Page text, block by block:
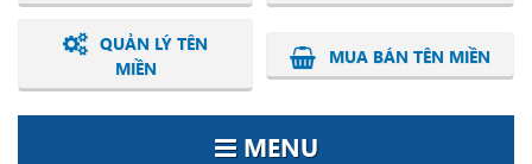
QUẢN LÝ TÊN
MIỀN
MUA BÁN TÊN MIỀN
MENU